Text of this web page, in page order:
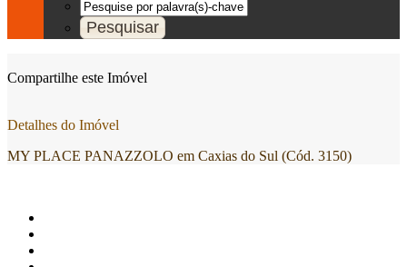
Compartilhe este Imóvel
Detalhes do Imóvel
MY PLACE PANAZZOLO em Caxias do Sul (Cód. 3150)